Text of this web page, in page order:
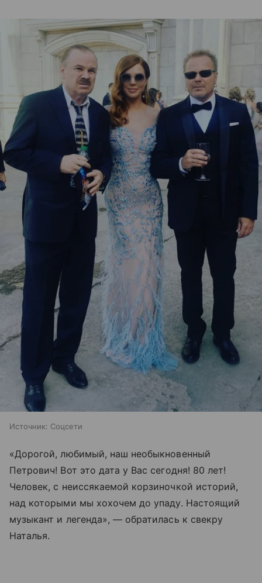
Источник: Соцсети
«Дорогой, любимый, наш необыкновенный
Петрович! Вот это дата у Вас сегодня! 80 лет!
Человек, с неиссякаемой корзиночкой историй,
над которыми мы хохочем до упаду. Настоящий
музыкант и легенда», — обратилась к свекру
Наталья.